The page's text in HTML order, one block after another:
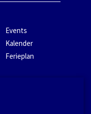
Events
Kalender
Ferieplan